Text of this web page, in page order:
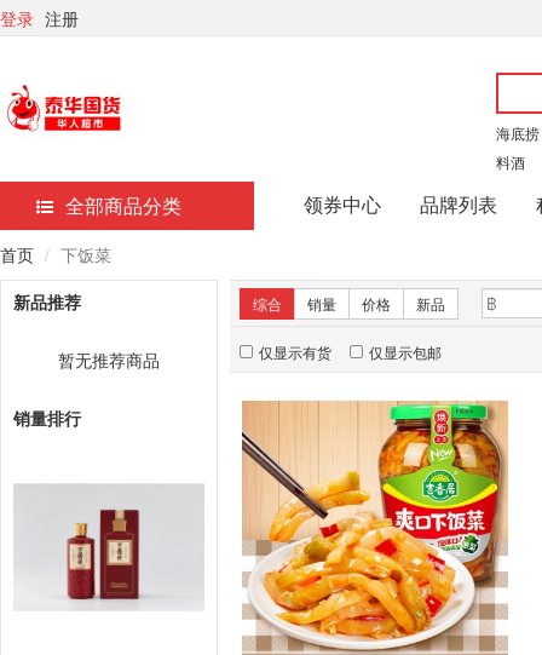
登录 注册
海底捞
料酒
全部商品分类 领券中心 品牌列表
首页
下饭菜
新品推荐
暂无推荐商品
销量排行
综合 销量 价格 新品
仅显示有货 仅显示包邮